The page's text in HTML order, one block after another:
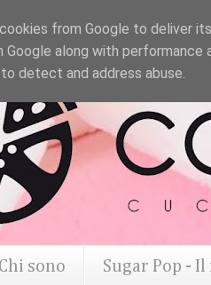
Chi sono Sugar Pop -
from Google to deliver
Google along with
detect and address abuse.